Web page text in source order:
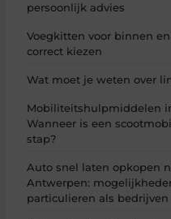
persoonlijk advies
Voegkitten voor binnen
correct kiezen
Wat moet je weten over
Mobiliteitshulpmiddelen
Wanneer is een
stap?
Auto snel laten opkopen
Antwerpen:
particulieren als bedrijven